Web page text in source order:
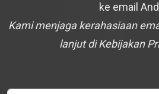
ke email
Kami menjaga kerahasiaan
lanjut di Kebijakan